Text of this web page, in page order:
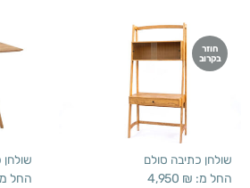
חוזר
בקרוב
שולחן כתיבה סולם
החל מ: 4,950 ₪
שולחן
החל